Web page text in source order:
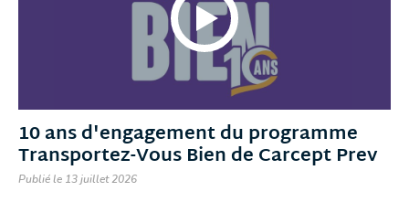
10 ans d'engagement du programme
Transportez-Vous Bien de Carcept Prev
Publié le 13 juillet 2026